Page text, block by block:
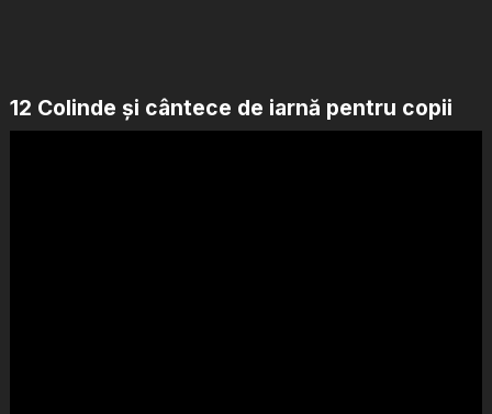
12 Colinde și cântece de iarnă pentru copii